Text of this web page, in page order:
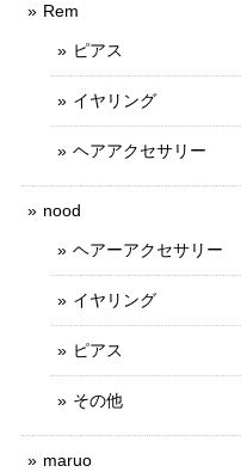
Rem
ピアス
イヤリング
ヘアアクセサリー
nood
ヘアーアクセサリー
イヤリング
ピアス
その他
maruo